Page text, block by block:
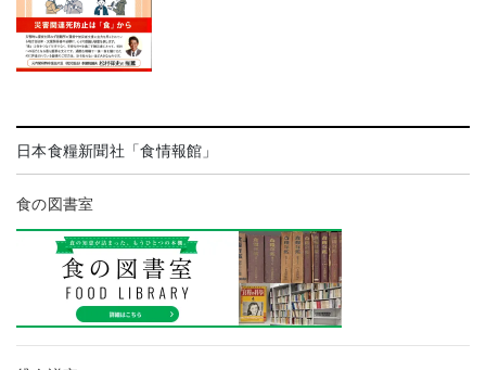
日本食糧新聞社「食情報館」
食の図書室